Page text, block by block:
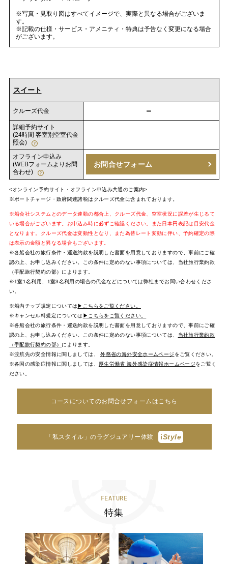
※写真・見取り図はすべてイメージで、実際と異なる場合がございま
す。
※記載の仕様・サービス・アメニティ・特典は予告なく変更になる場合
がございます。
スイート
クルーズ代金 －
詳細予約サイト
(24時間 客室別空室代金
照会)
オフライン申込み
(WEBフォームよりお問
合わせ)
お問合せフォーム
<オンライン予約サイト・オフライン申込み共通のご案内>
※ポートチャージ・政府関連諸税はクルーズ代金に含まれております。
※船会社システムとのデータ連動の都合上、クルーズ代金、空室状況に誤差が生じるて
いる場合がございます。お申込み時に必ずご確認ください。また日本円表記は目安代金
となります。クルーズ代金は変動性となり、また為替レート変動に伴い、予約確定の際
は表示の金額と異なる場合もございます。
※各船会社の旅行条件・運送約款を説明した書面を用意しておりますので、事前にご確
認の上、お申し込みください。この条件に定めのない事項については、当社旅行業約款
（手配旅行契約の部）によります。
※1室1名利用、1室3名利用の場合の代金などについては弊社までお問い合わせくださ
い。
※船内チップ規定については ▶こちらをご覧ください。
※キャンセル料規定については ▶こちらをご覧ください。
※各船会社の旅行条件・運送約款を説明した書面を用意しておりますので、事前にご確
認の上、お申し込みください。この条件に定めのない事項については、
当社旅行業約款
（手配旅行契約の部） によります。
※渡航先の安全情報に関しましては、外務省の海外安全ホームページ をご覧ください。
※各国の感染症情報に関しましては、
厚生労働省 海外感染症情報ホームページをご覧く
ださい。
コースについてのお問合せフォームはこちら
「私スタイル」のラグジュアリー体験 iStyle
FEATURE
特集